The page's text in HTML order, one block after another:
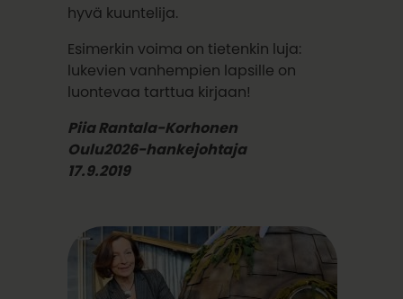
hyvä kuuntelija.
Esimerkin voima on tietenkin luja:
lukevien vanhempien lapsille on
luontevaa tarttua kirjaan!
Piia Rantala-Korhonen
Oulu2026-hankejohtaja
17.9.2019